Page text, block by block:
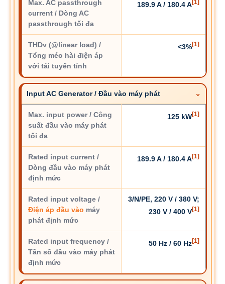
Max. AC passthrough
current / Dòng AC
passthrough tối đa
189.9 A / 180.4 A [1]
THDv (@linear load) /
Tổng méo hài điện áp
với tải tuyến tính
<3%[1]
Input AC Generator / Đầu vào máy phát
Max. input power / Công
suất đầu vào máy phát
tối đa
125 kW[1]
Rated input current /
Dòng đầu vào máy phát
định mức
189.9 A / 180.4 A[1]
Rated input voltage /
Điện áp đầu vào máy
phát định mức
3/N/PE, 220 V / 380 V;
230 V / 400 V[1]
Rated input frequency /
Tần số đầu vào máy phát
định mức
50 Hz / 60 Hz[1]